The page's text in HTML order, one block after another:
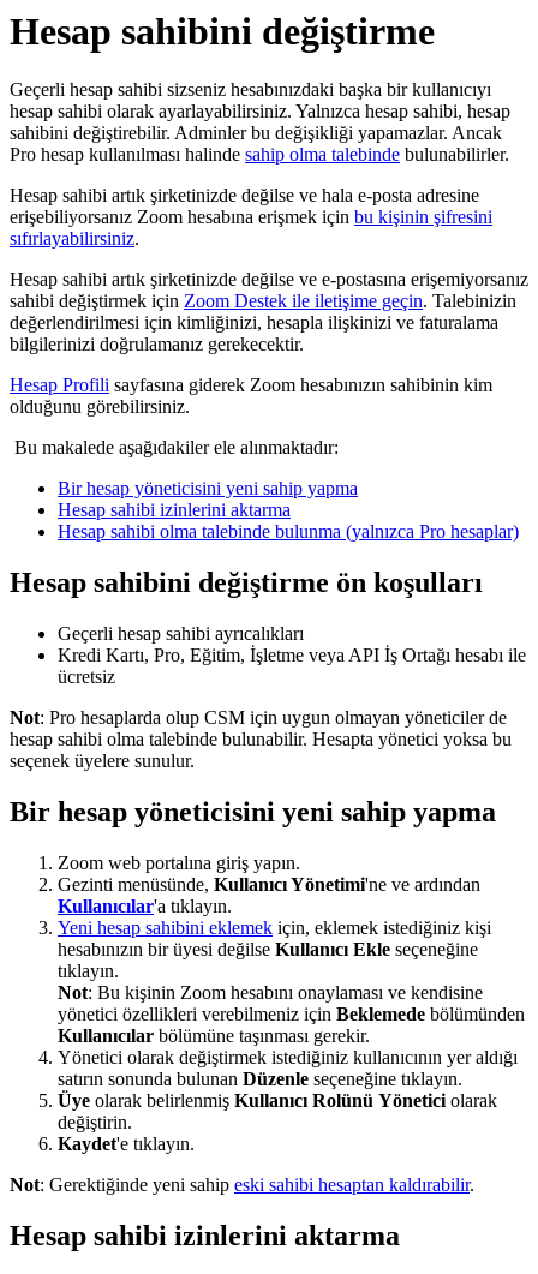
Hesap sahibini değiştirme
Geçerli hesap sahibi sizseniz hesabınızdaki başka bir kullanıcıyı
hesap sahibi olarak ayarlayabilirsiniz. Yalnızca hesap sahibi, hesap
sahibini değiştirebilir. Adminler bu değişikliği yapamazlar. Ancak
Pro hesap kullanılması halinde sahip olma talebinde bulunabilirler.
Hesap sahibi artık şirketinizde değilse ve hala e-posta adresine
erişebiliyorsanız Zoom hesabına erişmek için bu kişinin şifresini
sıfırlayabilirsiniz.
Hesap sahibi artık şirketinizde değilse ve e-postasına erişemiyorsanız
sahibi değiştirmek için Zoom Destek ile iletişime geçin. Talebinizin
değerlendirilmesi için kimliğinizi, hesapla ilişkinizi ve faturalama
bilgilerinizi doğrulamanız gerekecektir.
Hesap Profili sayfasına giderek Zoom hesabınızın sahibinin kim
olduğunu görebilirsiniz.
Bu makalede aşağıdakiler ele alınmaktadır:
Bir hesap yöneticisini yeni sahip yapma
Hesap sahibi izinlerini aktarma
Hesap sahibi olma talebinde bulunma (yalnızca Pro hesaplar)
Hesap sahibini değiştirme ön koşulları
Geçerli hesap sahibi ayrıcalıkları
Kredi Kartı, Pro, Eğitim, İşletme veya API İş Ortağı hesabı ile
ücretsiz
Not: Pro hesaplarda olup CSM için uygun olmayan yöneticiler de
hesap sahibi olma talebinde bulunabilir. Hesapta yönetici yoksa bu
seçenek üyelere sunulur.
Bir hesap yöneticisini yeni sahip yapma
Zoom web portalına giriş yapın.
Gezinti menüsünde, Kullanıcı Yönetimi'ne ve ardından
Kullanıcılar'a tıklayın.
Yeni hesap sahibini eklemek için, eklemek istediğiniz kişi
hesabınızın bir üyesi değilse Kullanıcı Ekle seçeneğine
tıklayın.
Not: Bu kişinin Zoom hesabını onaylaması ve kendisine
yönetici özellikleri verebilmeniz için Beklemede bölümünden
Kullanıcılar bölümüne taşınması gerekir.
Yönetici olarak değiştirmek istediğiniz kullanıcının yer aldığı
satırın sonunda bulunan Düzenle seçeneğine tıklayın.
Üye olarak belirlenmiş Kullanıcı Rolünü Yönetici olarak
değiştirin.
Kaydet'e tıklayın.
Not: Gerektiğinde yeni sahip eski sahibi hesaptan kaldırabilir.
Hesap sahibi izinlerini aktarma